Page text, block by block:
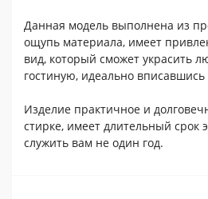
Данная модель выполнена из
ощупь материала, имеет
вид, который сможет украсить
гостиную, идеально
Изделие практичное и
стирке, имеет длительный срок
служить вам не один год.